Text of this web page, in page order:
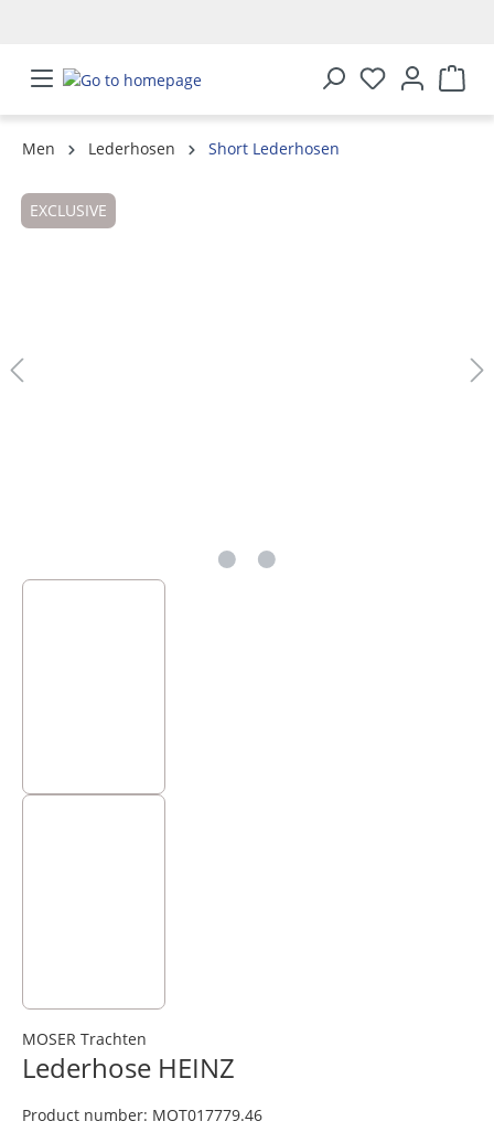
Men Lederhosen
Short Lederhosen
EXCLUSIVE
MOSER Trachten
Lederhose HEINZ
Product number: MOT017779.46